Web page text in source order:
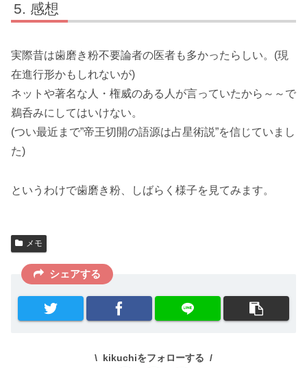
感想
実際昔は歯磨き粉不要論者の医者も多かったらしい。(現
在進行形かもしれないが)
ネットや著名な人・権威のある人が言っていたから～～で
鵜呑みにしてはいけない。
(つい最近まで”帝王切開の語源は占星術説”を信じていまし
た)
というわけで歯磨き粉、しばらく様子を見てみます。
メモ
シェアする
kikuchiをフォローする